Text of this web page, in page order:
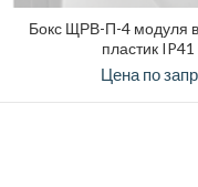
Бокс ЩРВ-П-4 модуля
пластик
Цена по